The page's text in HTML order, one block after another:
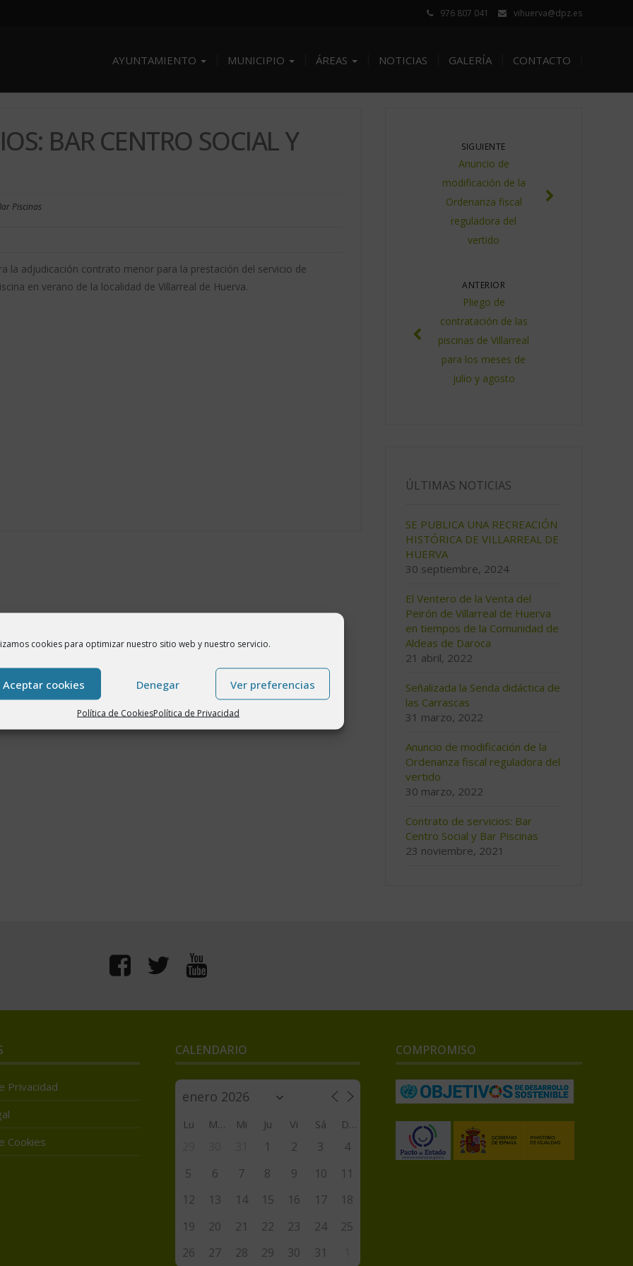
cookies para optimizar nuestro sitio web y nuestro servicio.
Aceptar cookies Denegar Ver preferencias
Política de CookiesPolítica de Privacidad
976 807 041 vihuerva@dpz.es
AYUNTAMIENTO MUNICIPIO ÁREAS NOTICIAS GALERÍA CONTACTO
BAR CENTRO SOCIAL Y
Piscinas
la adjudicación contrato menor para la prestación del servicio de
en verano de la localidad de Villarreal de Huerva.
SIGUIENTE
Anuncio de
modificación de la
Ordenanza fiscal
reguladora del
vertido
ANTERIOR
Pliego de
contratación de las
piscinas de Villarreal
para los meses de
julio y agosto
ÚLTIMAS NOTICIAS
SE PUBLICA UNA RECREACIÓN
HISTÓRICA DE VILLARREAL DE
HUERVA
30 septiembre, 2024
El Ventero de la Venta del
Peirón de Villarreal de Huerva
en tiempos de la Comunidad de
Aldeas de Daroca
21 abril, 2022
Señalizada la Senda didáctica de
las Carrascas
31 marzo, 2022
Anuncio de modificación de la
Ordenanza fiscal reguladora del
vertido
30 marzo, 2022
Contrato de servicios: Bar
Centro Social y Bar Piscinas
23 noviembre, 2021
Privacidad
Cookies
CALENDARIO
Lu Ma Mi Ju Vi Sá Do
1 2 3
4
5
6 7 8 9 10
11
12
13 14 15 16 17
18
19
20 21 22 23 24
25
26
27 28 29 30 31
COMPROMISO